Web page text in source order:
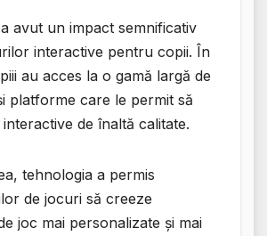
avut un impact semnificativ
interactive pentru copii. În
au acces la o gamă largă de
platforme care le permit să
de înaltă calitate.
tehnologia a permis
de jocuri să creeze
joc mai personalizate și mai